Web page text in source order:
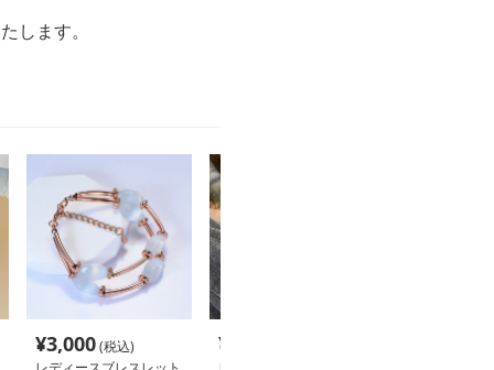
します。
¥3,000(税込)
¥